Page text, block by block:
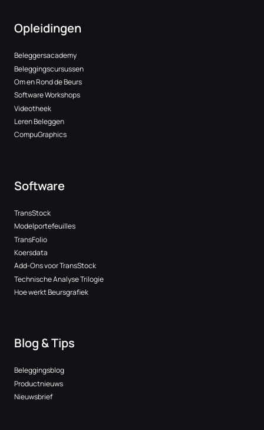
Opleidingen
Beleggersacademy
Beleggingscursussen
Om en Rond de Beurs
Software Workshops
Videotheek
Leren Beleggen
CompuGraphics
Software
TransStock
Modelportefeuilles
TransFolio
Koersdata
Add-Ons voor TransStock
Technische Analyse Trilogie
Hoe werkt Beursgrafiek
Blog & Tips
Beleggingsblog
Productnieuws
Nieuwsbrief